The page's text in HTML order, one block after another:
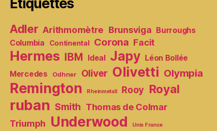
Étiquettes
Adler Arithmomètre Brunsviga
Burroughs
Columbia
Continental Corona Facit
Hermes IBM Ideal Japy
Léon Bollée
Mercedes
Odhner Oliver Olivetti Olympia
Remington Rheinmetall Rooy Royal
ruban Smith Thomas de Colmar
Triumph Underwood Unis France